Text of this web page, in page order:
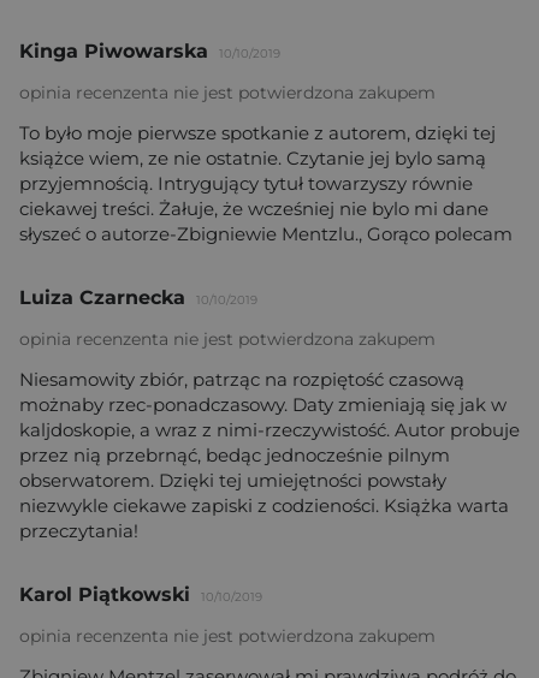
Kinga Piwowarska 10/10/2019
opinia recenzenta nie jest potwierdzona zakupem
To było moje pierwsze spotkanie z autorem, dzięki tej
książce wiem, ze nie ostatnie. Czytanie jej bylo samą
przyjemnością. Intrygujący tytuł towarzyszy równie
ciekawej treści. Żałuje, że wcześniej nie bylo mi dane
słyszeć o autorze-Zbigniewie Mentzlu., Gorąco polecam
Luiza Czarnecka 10/10/2019
opinia recenzenta nie jest potwierdzona zakupem
Niesamowity zbiór, patrząc na rozpiętość czasową
możnaby rzec-ponadczasowy. Daty zmieniają się jak w
kaljdoskopie, a wraz z nimi-rzeczywistość. Autor probuje
przez nią przebrnąć, bedąc jednocześnie pilnym
obserwatorem. Dzięki tej umiejętności powstały
niezwykle ciekawe zapiski z codzieności. Książka warta
przeczytania!
Karol Piątkowski 10/10/2019
opinia recenzenta nie jest potwierdzona zakupem